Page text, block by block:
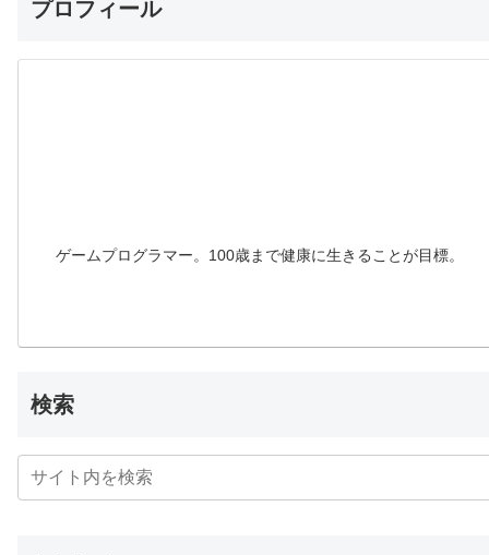
プロフィール
ゲームプログラマー。100歳まで健康に生きることが目標。
検索